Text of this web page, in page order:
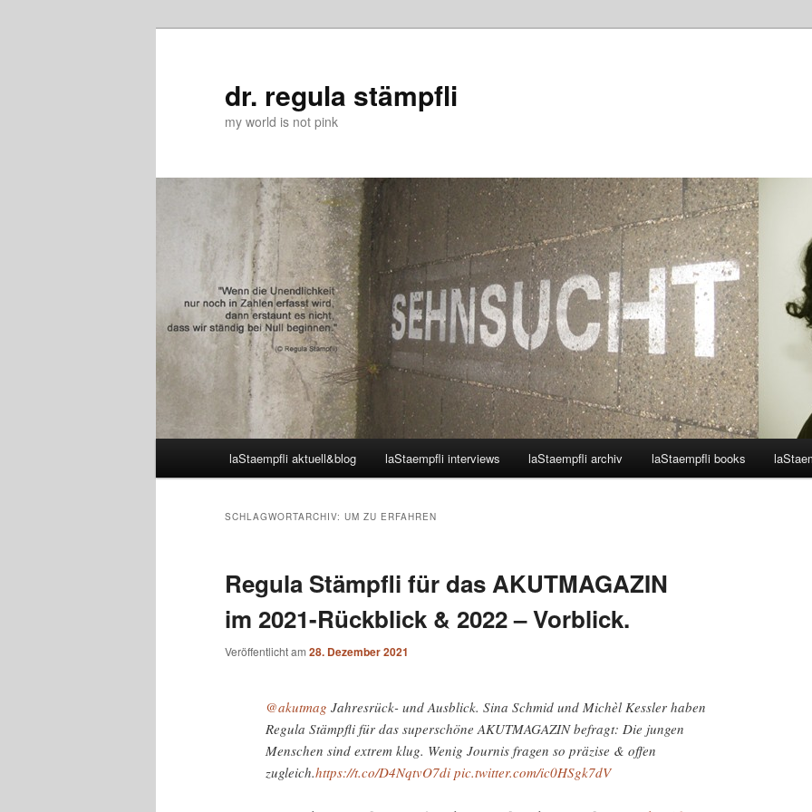
dr. regula stämpfli
my world is not pink
laStaempfli aktuell&blog laStaempfli interviews laStaempfli archiv laStaempfli books
SCHLAGWORTARCHIV: UM ZU ERFAHREN
Regula Stämpfli für das AKUTMAGAZIN
im 2021-Rückblick & 2022 – Vorblick.
Veröffentlicht am 28. Dezember 2021
@akutmag Jahresrück- und Ausblick. Sina Schmid und Michèl Kessler haben
Regula Stämpfli für das superschöne AKUTMAGAZIN befragt: Die jungen
Menschen sind extrem klug. Wenig Journis fragen so präzise & offen
zugleich.https://t.co/D4NqtvO7di pic.twitter.com/ic0HSgk7dV